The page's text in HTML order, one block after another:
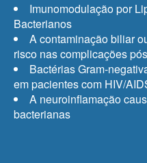
Imunomodulação por
Bacterianos
A contaminação biliar
risco nas complicações
Bactérias Gram-
em pacientes com HIV/
A neuroinflamação
bacterianas